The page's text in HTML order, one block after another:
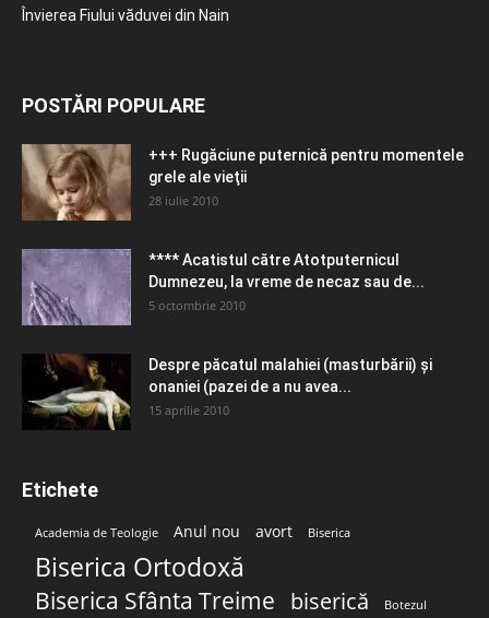
Învierea Fiului văduvei din Nain
POSTĂRI POPULARE
+++ Rugăciune puternică pentru momentele
grele ale vieţii
28 iulie 2010
**** Acatistul către Atotputernicul
Dumnezeu, la vreme de necaz sau de...
5 octombrie 2010
Despre păcatul malahiei (masturbării) şi
onaniei (pazei de a nu avea...
15 aprilie 2010
Etichete
Academia de Teologie Anul nou avort Biserica
Biserica Ortodoxă
Biserica Sfânta Treime biserică Botezul